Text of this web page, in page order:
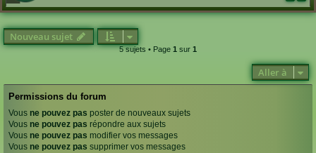
Nouveau sujet
5 sujets • Page 1 sur 1
Aller à
Permissions du forum
Vous ne pouvez pas poster de nouveaux sujets
Vous ne pouvez pas répondre aux sujets
Vous ne pouvez pas modifier vos messages
Vous ne pouvez pas supprimer vos messages